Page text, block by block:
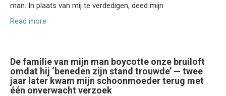
man. In plaats van mij te verdedigen, deed mijn
Read more
De familie van mijn man boycotte onze bruiloft
omdat hij ‘beneden zijn stand trouwde’ — twee
jaar later kwam mijn schoonmoeder terug met
één onverwacht verzoek